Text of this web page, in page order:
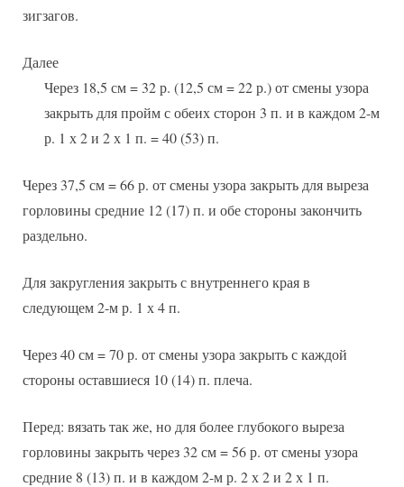
зигзагов.
Далее
Через 18,5 см = 32 р. (12,5 см = 22 р.) от смены узора
закрыть для пройм с обеих сторон 3 п. и в каждом 2-м
р. 1 х 2 и 2 х 1 п. = 40 (53) п.
Через 37,5 см = 66 р. от смены узора закрыть для выреза
горловины средние 12 (17) п. и обе стороны закончить
раздельно.
Для закругления закрыть с внутреннего края в
следующем 2-м р. 1 х 4 п.
Через 40 см = 70 р. от смены узора закрыть с каждой
стороны оставшиеся 10 (14) п. плеча.
Перед: вязать так же, но для более глубокого выреза
горловины закрыть через 32 см = 56 р. от смены узора
средние 8 (13) п. и в каждом 2-м р. 2 х 2 и 2 х 1 п.